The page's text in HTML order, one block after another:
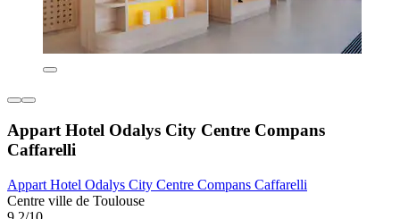
Appart Hotel Odalys City Centre Compans
Caffarelli
Appart Hotel Odalys City Centre Compans Caffarelli
Centre ville de Toulouse